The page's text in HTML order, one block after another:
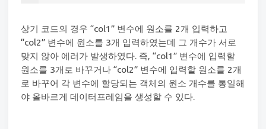
상기 코드의 경우 “col1” 변수에 원소를 2개 입력하고
“col2” 변수에 원소를 3개 입력하였는데 그 개수가 서로
맞지 않아 에러가 발생하였다. 즉, “col1” 변수에 입력할
원소를 3개로 바꾸거나 “col2” 변수에 입력할 원소를 2개
로 바꾸어 각 변수에 할당되는 객체의 원소 개수를 통일해
야 올바르게 데이터프레임을 생성할 수 있다.